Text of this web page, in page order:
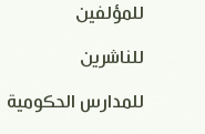
للمؤلفين
للناشرين
للمدارس الحكومية